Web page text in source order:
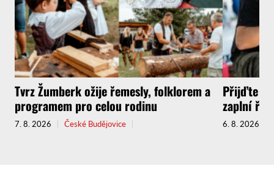
Tvrz Žumberk ožije řemesly, folklorem a
programem pro celou rodinu
7. 8. 2026 České Budějovice
Přijďte
zaplní
6. 8. 2026